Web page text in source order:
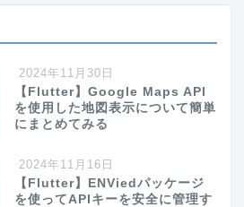
2024年11月30日
【Flutter】Google Maps API
を使用した地図表示について簡単
にまとめてみる
2024年11月16日
【Flutter】ENViedパッケージ
を使ってAPIキーを安全に管理す